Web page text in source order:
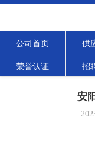
公司首页 供
荣誉认证 招
安